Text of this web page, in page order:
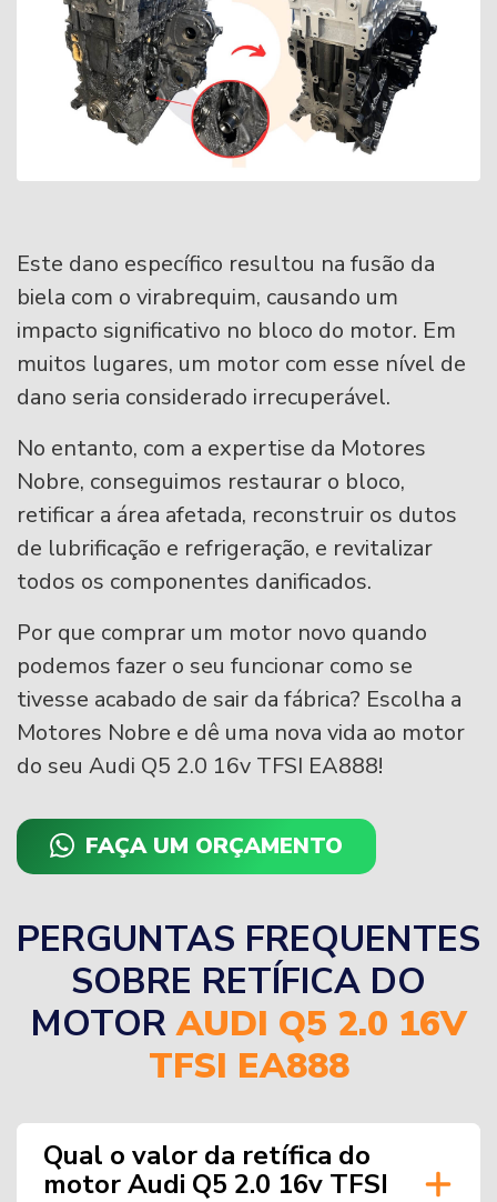
Este dano específico resultou na fusão da
biela com o virabrequim, causando um
impacto significativo no bloco do motor. Em
muitos lugares, um motor com esse nível de
dano seria considerado irrecuperável.
No entanto, com a expertise da Motores
Nobre, conseguimos restaurar o bloco,
retificar a área afetada, reconstruir os dutos
de lubrificação e refrigeração, e revitalizar
todos os componentes danificados.
Por que comprar um motor novo quando
podemos fazer o seu funcionar como se
tivesse acabado de sair da fábrica? Escolha a
Motores Nobre e dê uma nova vida ao motor
do seu Audi Q5 2.0 16v TFSI EA888!
FAÇA UM ORÇAMENTO
PERGUNTAS FREQUENTES
SOBRE RETÍFICA DO
MOTORAUDI Q5 2.0 16V
TFSI EA888
Qual o valor da retífica do
motor Audi Q5 2.0 16v TFSI